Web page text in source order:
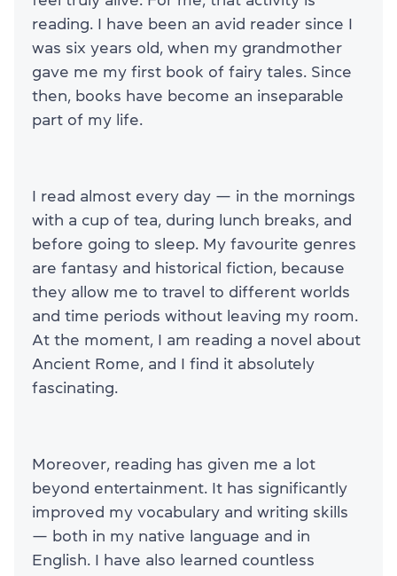
reading. I have been an avid reader since I
was six years old, when my grandmother
gave me my first book of fairy tales. Since
then, books have become an inseparable
part of my life.
I read almost every day — in the mornings
with a cup of tea, during lunch breaks, and
before going to sleep. My favourite genres
are fantasy and historical fiction, because
they allow me to travel to different worlds
and time periods without leaving my room.
At the moment, I am reading a novel about
Ancient Rome, and I find it absolutely
fascinating.
Moreover, reading has given me a lot
beyond entertainment. It has significantly
improved my vocabulary and writing skills
— both in my native language and in
English. I have also learned countless